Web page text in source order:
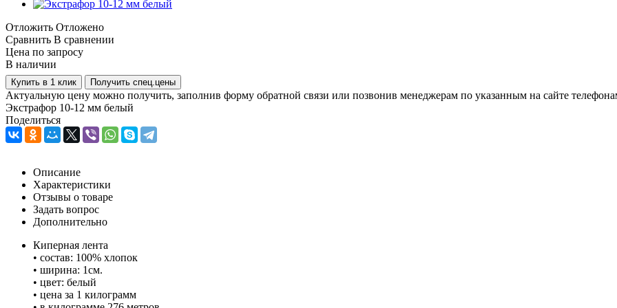
Отложить Отложено
Сравнить В сравнении
Цена по запросу
В наличии
Купить в 1 клик Получить спец.цены
Актуальную цену можно получить, заполнив форму обратной связи или позвонив менеджерам по указанным на сайте
Экстрафор 10-12 мм белый
Поделиться
Описание
Характеристики
Отзывы о товаре
Задать вопрос
Дополнительно
Киперная лента
• состав: 100% хлопок
• ширина: 1см.
• цвет: белый
• цена за 1 килограмм